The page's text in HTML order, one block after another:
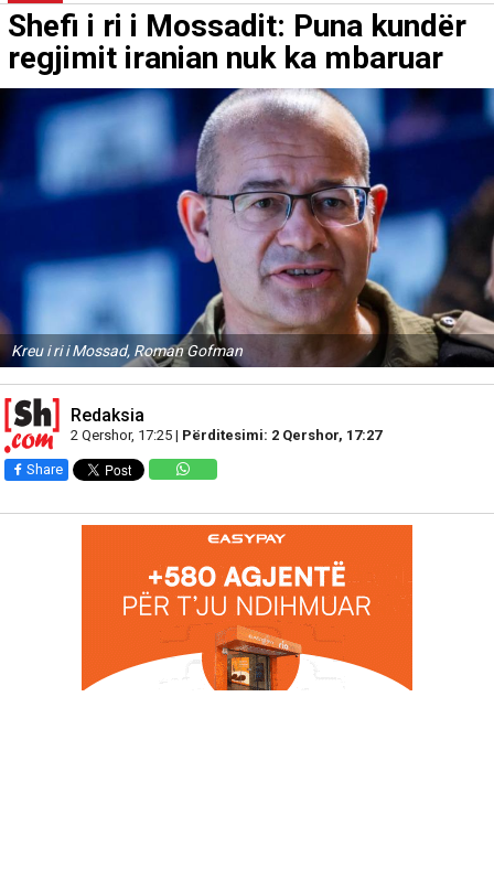
Shefi i ri i Mossadit: Puna kundër
regjimit iranian nuk ka mbaruar
Kreu i ri i Mossad, Roman Gofman
Redaksia
2 Qershor, 17:25 | Përditesimi: 2 Qershor, 17:27
Share